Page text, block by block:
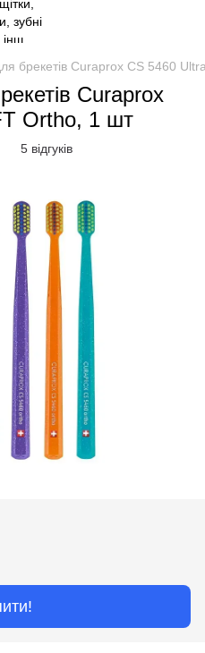
брекетів Curaprox CS 5460
Curaprox
Ortho, 1 шт
5 відгуків